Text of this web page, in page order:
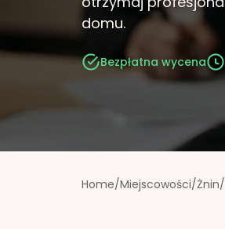
domu.
Bezpłatna wycena
Home/Miejscowości/Żnin/